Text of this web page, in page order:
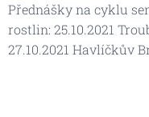
Přednášky na cyklu
rostlin: 25.10.2021
27.10.2021 Havlíčkův